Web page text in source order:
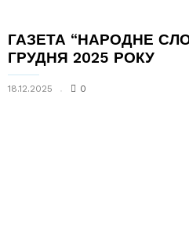
ГАЗЕТА “НАРОДНЕ
ГРУДНЯ 2025 РОКУ
18.12.2025 0